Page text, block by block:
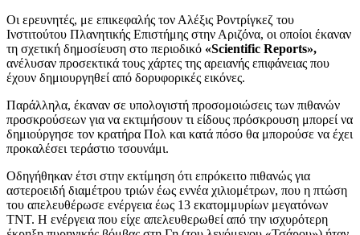
Οι ερευνητές, με επικεφαλής τον Αλέξις Ροντρίγκεζ του
Ινστιτούτου Πλανητικής Επιστήμης στην Αριζόνα, οι οποίοι έκαναν
τη σχετική δημοσίευση στο περιοδικό «Scientific Reports»,
ανέλυσαν προσεκτικά τους χάρτες της αρειανής επιφάνειας που
έχουν δημιουργηθεί από δορυφορικές εικόνες.
Παράλληλα, έκαναν σε υπολογιστή προσομοιώσεις των πιθανών
προσκρούσεων για να εκτιμήσουν τι είδους πρόσκρουση μπορεί να
δημιούργησε τον κρατήρα Πολ και κατά πόσο θα μπορούσε να έχει
προκαλέσει τεράστιο τσουνάμι.
Οδηγήθηκαν έτσι στην εκτίμηση ότι επρόκειτο πιθανώς για
αστεροειδή διαμέτρου τριών έως εννέα χιλιομέτρων, που η πτώση
του απελευθέρωσε ενέργεια έως 13 εκατομμυρίων μεγατόνων
ΤΝΤ. Η ενέργεια που είχε απελευθερωθεί από την ισχυρότερη